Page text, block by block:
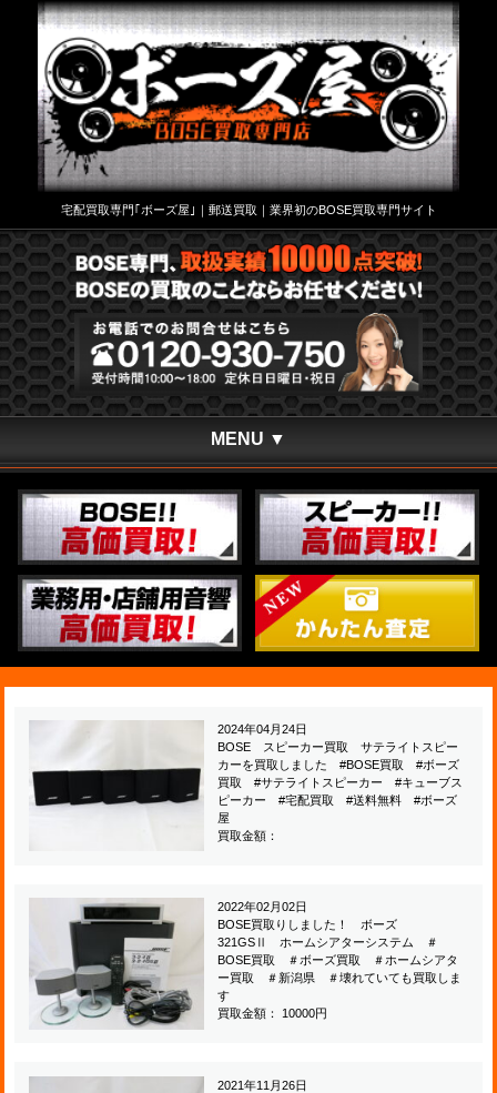
宅配買取専門｢ボーズ屋｣｜郵送買取｜業界初のBOSE買取専門サイト
MENU ▼
2024年04月24日
BOSE スピーカー買取 サテライトスピー
カーを買取しました #BOSE買取 #ボーズ
買取 #サテライトスピーカー #キューブス
ピーカー #宅配買取 #送料無料 #ボーズ
屋
買取金額：
2022年02月02日
BOSE買取りしました！ ボーズ
321GSⅡ ホームシアターシステム ＃
BOSE買取 ＃ボーズ買取 ＃ホームシアタ
ー買取 ＃新潟県 ＃壊れていても買取しま
す
買取金額： 10000円
2021年11月26日